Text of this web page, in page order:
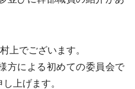
上でございます。
方による初めての委員会で
上げます。